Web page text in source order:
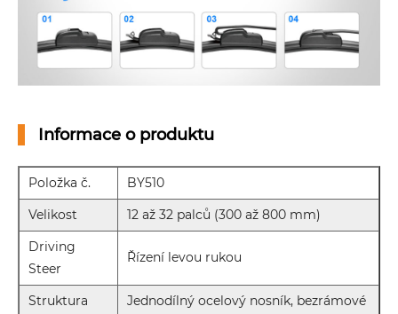
Informace o produktu
Položka č.
BY510
Velikost
12 až 32 palců (300 až 800 mm)
Driving
Steer
Řízení levou rukou
Struktura
Jednodílný ocelový nosník, bezrámové